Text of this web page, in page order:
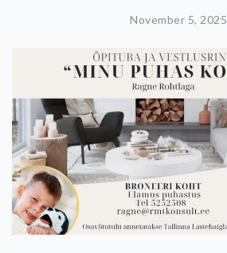
November 5, 2025